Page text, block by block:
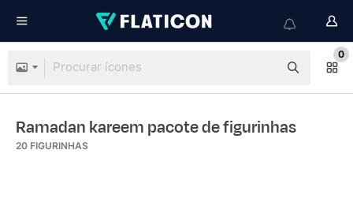
0
Ramadan kareem pacote de figurinhas
20 FIGURINHAS